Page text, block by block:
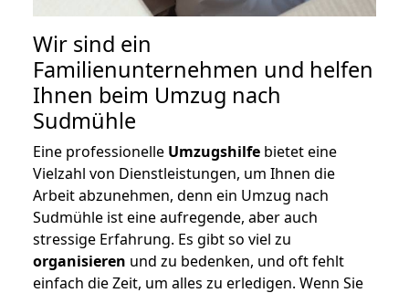
Wir sind ein
Familienunternehmen und helfen
Ihnen beim Umzug nach
Sudmühle
Eine professionelle Umzugshilfe bietet eine
Vielzahl von Dienstleistungen, um Ihnen die
Arbeit abzunehmen, denn ein Umzug nach
Sudmühle ist eine aufregende, aber auch
stressige Erfahrung. Es gibt so viel zu
organisieren und zu bedenken, und oft fehlt
einfach die Zeit, um alles zu erledigen. Wenn Sie